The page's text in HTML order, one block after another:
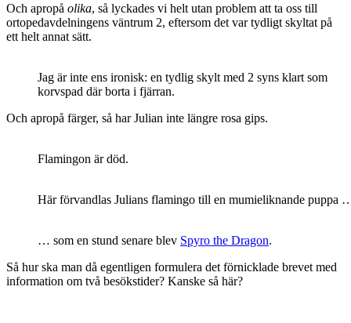
Och apropå olika, så lyckades vi helt utan problem att ta oss till
ortopedavdelningens väntrum 2, eftersom det var tydligt skyltat på
ett helt annat sätt.
Jag är inte ens ironisk: en tydlig skylt med 2 syns klart som
korvspad där borta i fjärran.
Och apropå färger, så har Julian inte längre rosa gips.
Flamingon är död.
Här förvandlas Julians flamingo till en mumieliknande puppa
… som en stund senare blev Spyro the Dragon.
Så hur ska man då egentligen formulera det förnicklade brevet med
information om två besökstider? Kanske så här?